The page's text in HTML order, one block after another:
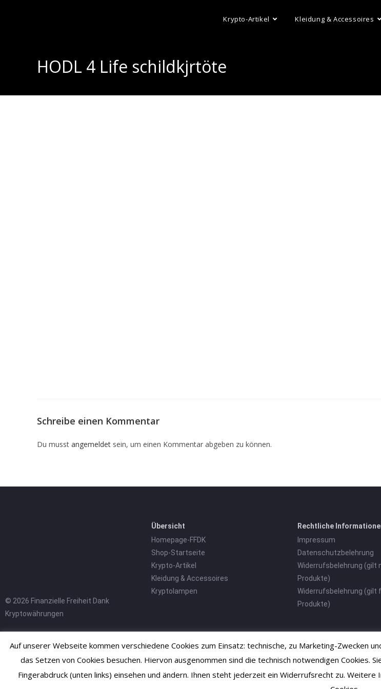
Krypto-Artikel Kleidung & Accessoires
HODL 4 Life schildkjrtöte
Schreibe einen Kommentar
Du musst angemeldet sein, um einen Kommentar abgeben zu können.
© 2026 Finanzielle Freiheit Dank
Kryptowährungen
Übersicht
Homepage-FFDK
Shop-Startseite
Krypto-Artikel
Kleidung & Accessoires
Kryptolampen
Rechtliche
Impressum
Datenschutzbelehrung
Widerrufsbelehrung (gilt
Produkte)
Widerrufsbelehrung (gilt
Produkte)
Auf unserer Webseite kommen verschiedene Cookies zum Einsatz: technische, zu Marketing-Zwecken
das Setzen von Cookies besuchen. Hiervon ausgenommen sind die technisch notwendigen Cookies.
Fingerabdruck (unten links) einsehen und ändern. Ihnen steht jederzeit ein Widerrufsrecht zu.